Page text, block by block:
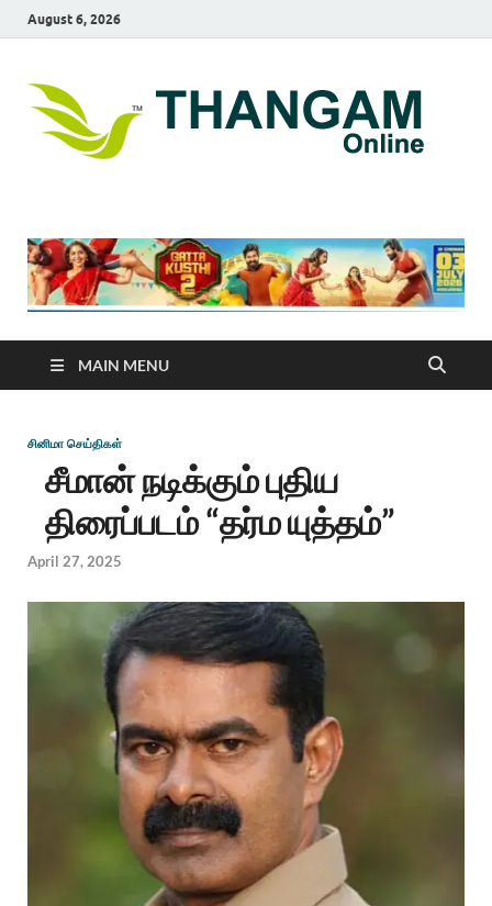
August 6, 2026
MAIN MENU
சினிமா செய்திகள்
சீமான் நடிக்கும் புதிய
திரைப்படம் “தர்ம யுத்தம்”
April 27, 2025